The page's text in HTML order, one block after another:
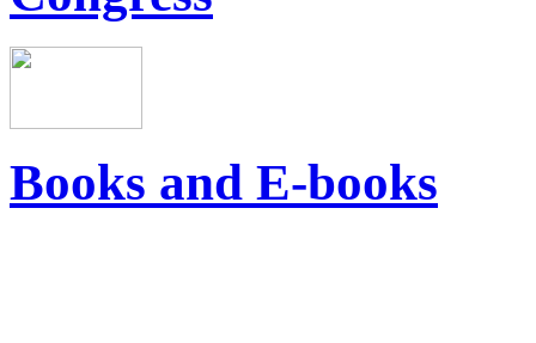
Books and E-books